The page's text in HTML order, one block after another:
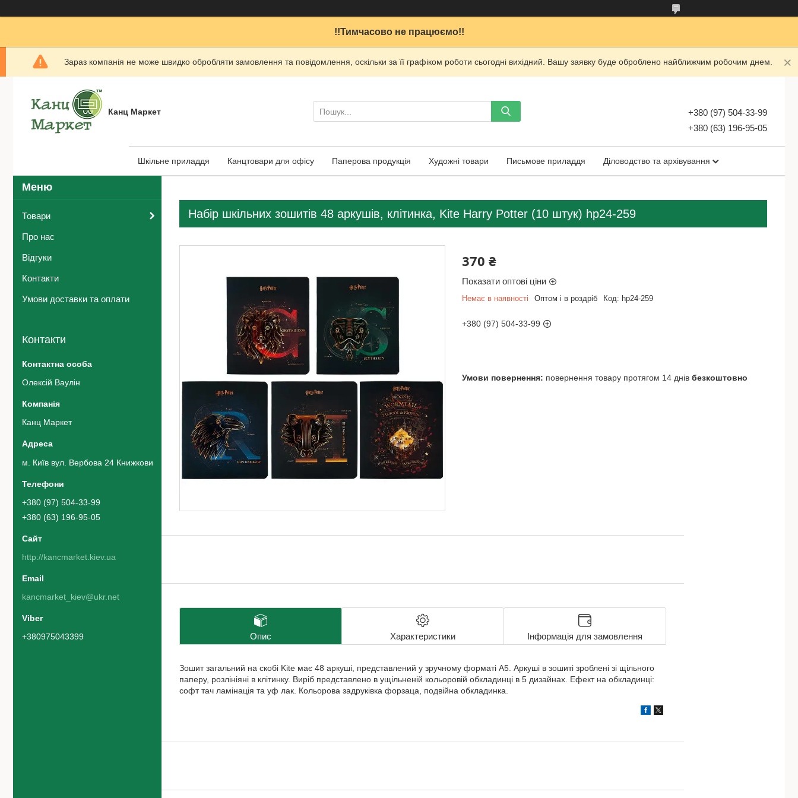
!!Тимчасово не працюємо!!
Зараз компанія не може швидко обробляти замовлення та повідомлення, оскільки за її графіком роботи сьогодні вихідний. Вашу заявку буде оброблено найближчим робочим днем.
Канц Маркет
+380 (97) 504-33-99
+380 (63) 196-95-05
Шкільне приладдя Канцтовари для офісу Паперова продукція Художні товари Письмове приладдя Діловодство та архівування
Набір шкільних зошитів 48 аркушів, клітинка, Kite Harry Potter (10 штук) hp24-259
370 ₴
Показати оптові ціни
Немає в наявності Оптом і в роздріб Код: hp24-259
+380 (97) 504-33-99
повернення товару протягом 14 днів безкоштовно
Опис Характеристики Інформація для замовлення
Зошит загальний на скобі Kite має 48 аркуші, представлений у зручному форматі А5. Аркуші в зошиті зроблені зі щільного
паперу, розлініяні в клітинку. Виріб представлено в ущільненій кольоровій обкладинці в 5 дизайнах. Ефект на обкладинці:
софт тач ламінація та уф лак. Кольорова задруківка форзаца, подвійна обкладинка.
Товари
Про нас
Відгуки
Контакти
Умови доставки та оплати
Контакти
Олексій Ваулін
Канц Маркет
м. Київ вул. Вербова 24 Книжковий ринок 42 ряд 5 місце, Київ, Україна
+380 (97) 504-33-99
+380 (63) 196-95-05
http://kancmarket.kiev.ua
kancmarket_kiev@ukr.net
+380975043399